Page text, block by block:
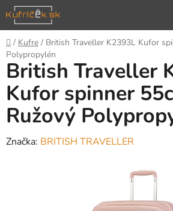
Prejsť
na
obsah
Domov
/ Kufre / British Traveller K2393L Kufor
Polypropylén
British Traveller
Kufor spinner
Ružový
Značka: BRITISH TRAVELLER